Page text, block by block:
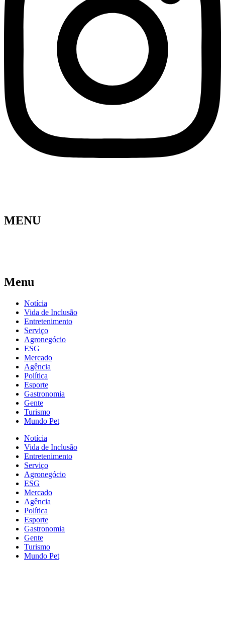
MENU
Menu
Notícia
Vida de Inclusão
Entretenimento
Serviço
Agronegócio
ESG
Mercado
Agência
Política
Esporte
Gastronomia
Gente
Turismo
Mundo Pet
Notícia
Vida de Inclusão
Entretenimento
Serviço
Agronegócio
ESG
Mercado
Agência
Política
Esporte
Gastronomia
Gente
Turismo
Mundo Pet